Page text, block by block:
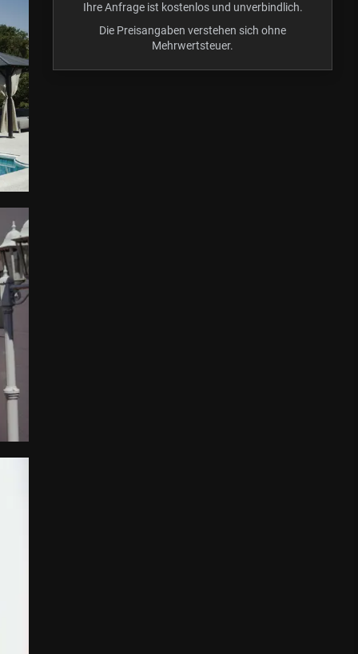
Ihre Anfrage ist kostenlos und unverbindlich.
Die Preisangaben verstehen sich ohne
Mehrwertsteuer.